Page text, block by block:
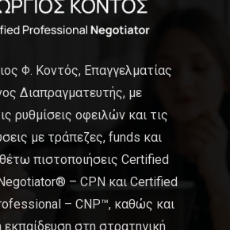
Φ. Κοντός, Επαγγελματίας
Διαπραγματευτής, με
ρυθμίσεις οφειλών και τις
με τράπεζες, funds και
πιστοποιήσεις Certified
– CPN και Certified
– CNP™, καθώς και
εκπαίδευση στη στρατηγική